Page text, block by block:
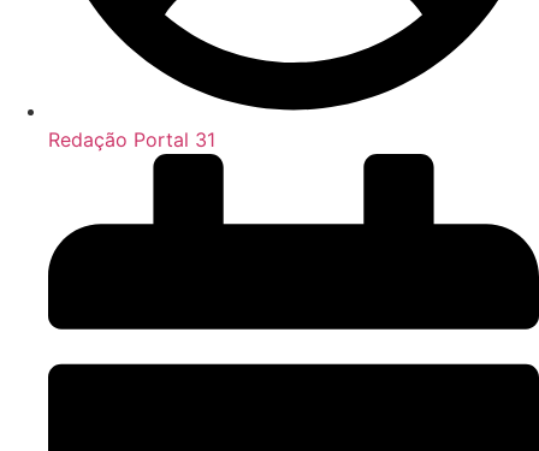
Redação Portal 31